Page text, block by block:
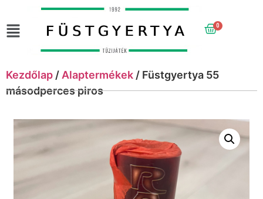
0
Kezdőlap /Alaptermékek / Füstgyertya 55
másodperces piros